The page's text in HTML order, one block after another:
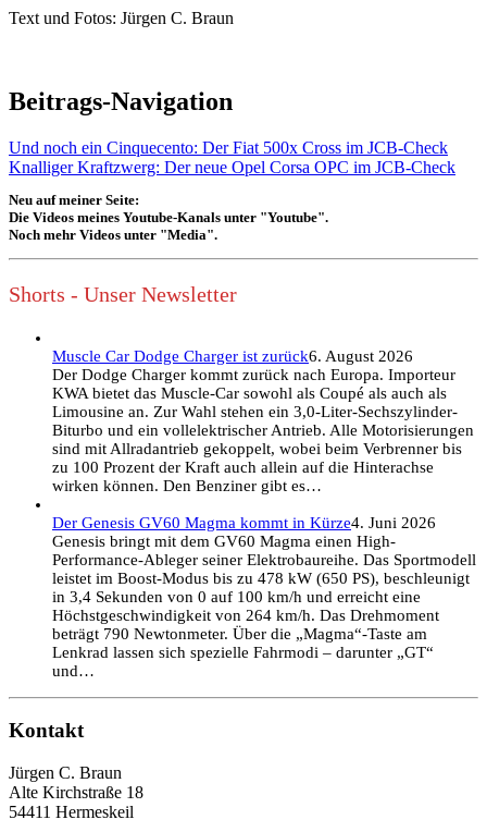
Text und Fotos: Jürgen C. Braun
Beitrags-Navigation
Und noch ein Cinquecento: Der Fiat 500x Cross im JCB-Check
Knalliger Kraftzwerg: Der neue Opel Corsa OPC im JCB-Check
Neu auf meiner Seite:
Die Videos meines Youtube-Kanals unter "Youtube".
Noch mehr Videos unter "Media".
Shorts - Unser Newsletter
Muscle Car Dodge Charger ist zurück6. August 2026
Der Dodge Charger kommt zurück nach Europa. Importeur
KWA bietet das Muscle-Car sowohl als Coupé als auch als
Limousine an. Zur Wahl stehen ein 3,0-Liter-Sechszylinder-
Biturbo und ein vollelektrischer Antrieb. Alle Motorisierungen
sind mit Allradantrieb gekoppelt, wobei beim Verbrenner bis
zu 100 Prozent der Kraft auch allein auf die Hinterachse
wirken können. Den Benziner gibt es…
Der Genesis GV60 Magma kommt in Kürze4. Juni 2026
Genesis bringt mit dem GV60 Magma einen High-
Performance-Ableger seiner Elektrobaureihe. Das Sportmodell
leistet im Boost-Modus bis zu 478 kW (650 PS), beschleunigt
in 3,4 Sekunden von 0 auf 100 km/h und erreicht eine
Höchstgeschwindigkeit von 264 km/h. Das Drehmoment
beträgt 790 Newtonmeter. Über die „Magma“-Taste am
Lenkrad lassen sich spezielle Fahrmodi – darunter „GT“
und…
Kontakt
Jürgen C. Braun
Alte Kirchstraße 18
54411 Hermeskeil